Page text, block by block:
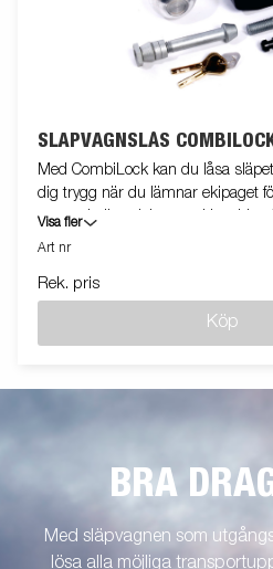
SLÄPVAGNSLÅS
Med CombiLock kan du låsa
dig trygg när du lämnar ekipaget för
passar kulhandskar med bredden
kulkoppling ALBE Gjuten ALBE
X S150, WINTERHOFF WW 13 / 14, WINTERHOFF WW 200
Visa fler
Art nr
Rek. pris
Köp
BRA
Med släpvagnen som
lösa alla möjliga